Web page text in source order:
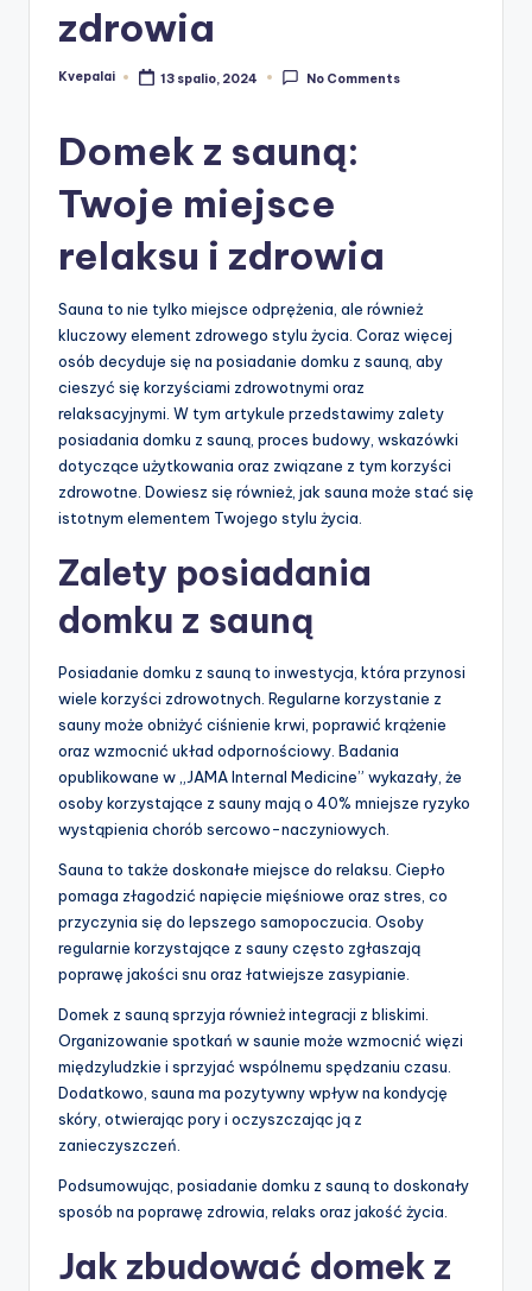
zdrowia
Posted
Kvepalai 13 spalio, 2024 No Comments
Domek z sauną:
Twoje miejsce
relaksu i zdrowia
Sauna to nie tylko miejsce odprężenia, ale również
kluczowy element zdrowego stylu życia. Coraz więcej
osób decyduje się na posiadanie domku z sauną, aby
cieszyć się korzyściami zdrowotnymi oraz
relaksacyjnymi. W tym artykule przedstawimy zalety
posiadania domku z sauną, proces budowy, wskazówki
dotyczące użytkowania oraz związane z tym korzyści
zdrowotne. Dowiesz się również, jak sauna może stać się
istotnym elementem Twojego stylu życia.
Zalety posiadania
domku z sauną
Posiadanie domku z sauną to inwestycja, która przynosi
wiele korzyści zdrowotnych. Regularne korzystanie z
sauny może obniżyć ciśnienie krwi, poprawić krążenie
oraz wzmocnić układ odpornościowy. Badania
opublikowane w „JAMA Internal Medicine” wykazały, że
osoby korzystające z sauny mają o 40% mniejsze ryzyko
wystąpienia chorób sercowo-naczyniowych.
Sauna to także doskonałe miejsce do relaksu. Ciepło
pomaga złagodzić napięcie mięśniowe oraz stres, co
przyczynia się do lepszego samopoczucia. Osoby
regularnie korzystające z sauny często zgłaszają
poprawę jakości snu oraz łatwiejsze zasypianie.
Domek z sauną sprzyja również integracji z bliskimi.
Organizowanie spotkań w saunie może wzmocnić więzi
międzyludzkie i sprzyjać wspólnemu spędzaniu czasu.
Dodatkowo, sauna ma pozytywny wpływ na kondycję
skóry, otwierając pory i oczyszczając ją z
zanieczyszczeń.
Podsumowując, posiadanie domku z sauną to doskonały
sposób na poprawę zdrowia, relaks oraz jakość życia.
Jak zbudować domek z